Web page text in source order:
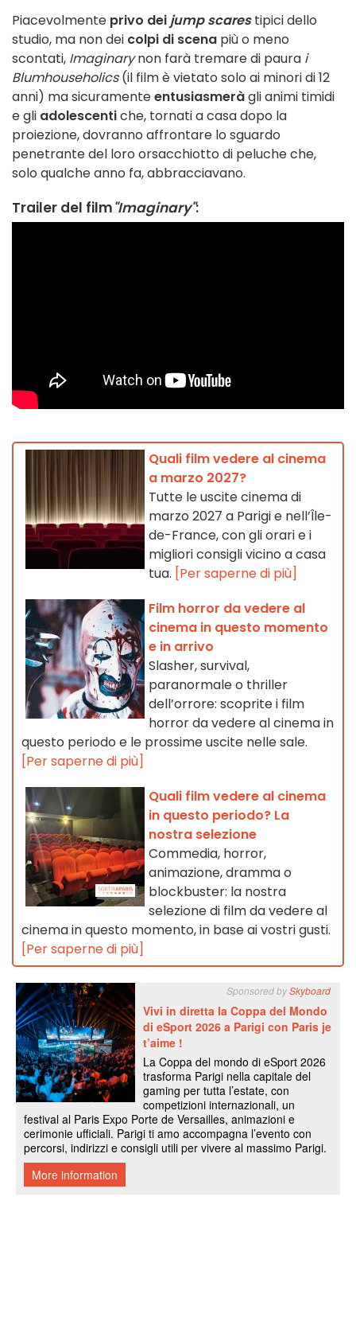
Piacevolmente privo dei jump scarestipici dello
studio, ma non dei colpi di scena più o meno
scontati, Imaginarynon farà tremare di paura i
Blumhouseholics(il film è vietato solo ai minori di 12
anni) ma sicuramenteentusiasmeràgli animi timidi
e gli adolescentiche, tornati a casa dopo la
proiezione, dovranno affrontare lo sguardo
penetrante del loro orsacchiotto di peluche che,
solo qualche anno fa, abbracciavano.
Trailer del film"Imaginary":
Quali film vedere al cinema
a marzo 2027?
Tutte le uscite cinema di
marzo 2027 a Parigi e nell’Île-
de-France, con gli orari e i
migliori consigli vicino a casa
tua. [Per saperne di più]
Film horror da vedere al
cinema in questo momento
e in arrivo
Slasher, survival,
paranormale o thriller
dell’orrore: scoprite i film
horror da vedere al cinema in
questo periodo e le prossime uscite nelle sale.
[Per saperne di più]
Quali film vedere al cinema
in questo periodo? La
nostra selezione
Commedia, horror,
animazione, dramma o
blockbuster: la nostra
selezione di film da vedere al
cinema in questo momento, in base ai vostri gusti.
[Per saperne di più]